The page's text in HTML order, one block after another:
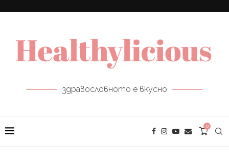
здравословното е вкусно
0